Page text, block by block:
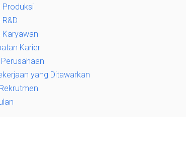
Produksi
Karyawan
Karier
yang Ditawarkan